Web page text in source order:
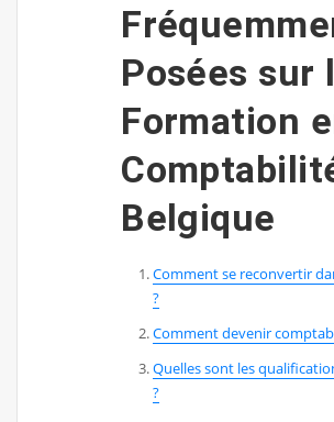
Posées sur
Formation
Belgique
Comment se reconvertir
?
Comment devenir
Quelles sont les
?